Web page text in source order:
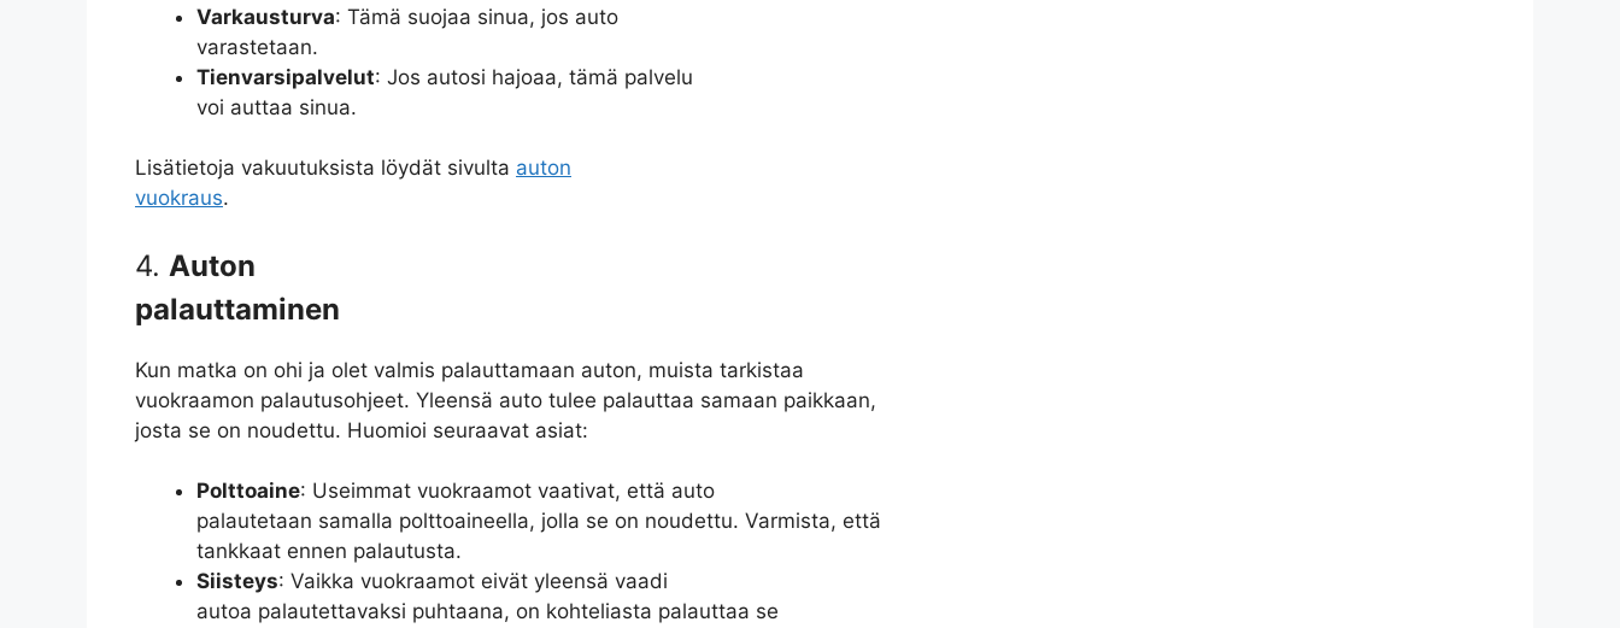
Varkausturva: Tämä suojaa sinua, jos auto
varastetaan.
Tienvarsipalvelut: Jos autosi hajoaa, tämä palvelu
voi auttaa sinua.
Lisätietoja vakuutuksista löydät sivulta auton
vuokraus.
4. Auton
palauttaminen
Kun matka on ohi ja olet valmis palauttamaan auton, muista tarkistaa
vuokraamon palautusohjeet. Yleensä auto tulee palauttaa samaan paikkaan,
josta se on noudettu. Huomioi seuraavat asiat:
Polttoaine: Useimmat vuokraamot vaativat, että auto
palautetaan samalla polttoaineella, jolla se on noudettu. Varmista, että
tankkaat ennen palautusta.
Siisteys: Vaikka vuokraamot eivät yleensä vaadi
autoa palautettavaksi puhtaana, on kohteliasta palauttaa se